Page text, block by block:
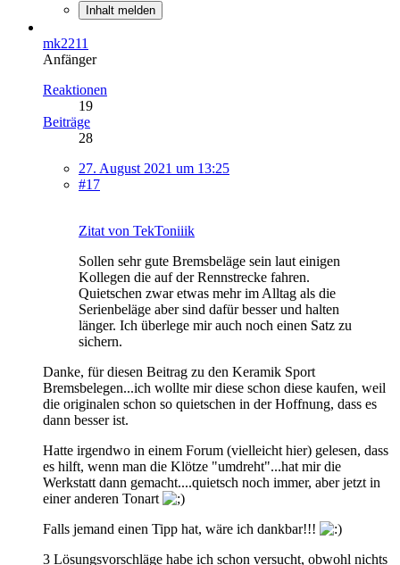
Inhalt melden
mk2211
Anfänger
Reaktionen
19
Beiträge
28
27. August 2021 um 13:25
#17
Zitat von TekToniiik
Sollen sehr gute Bremsbeläge sein laut einigen
Kollegen die auf der Rennstrecke fahren.
Quietschen zwar etwas mehr im Alltag als die
Serienbeläge aber sind dafür besser und halten
länger. Ich überlege mir auch noch einen Satz zu
sichern.
Danke, für diesen Beitrag zu den Keramik Sport
Bremsbelegen...ich wollte mir diese schon diese kaufen, weil
die originalen schon so quietschen in der Hoffnung, dass es
dann besser ist.
Hatte irgendwo in einem Forum (vielleicht hier) gelesen, dass
es hilft, wenn man die Klötze "umdreht"...hat mir die
Werkstatt dann gemacht....quietsch noch immer, aber jetzt in
einer anderen Tonart
Falls jemand einen Tipp hat, wäre ich dankbar!!!
3 Lösungsvorschläge habe ich schon versucht, obwohl nichts